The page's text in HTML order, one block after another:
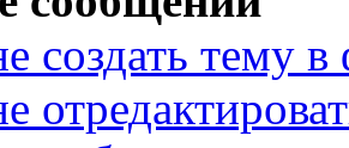
создать тему